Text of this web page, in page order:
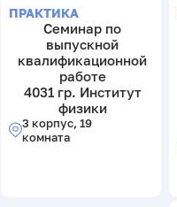
ПРАКТИКА
Семинар по
выпускной
квалификационной
работе
4031 гр. Институт
физики
3 корпус, 19
комната